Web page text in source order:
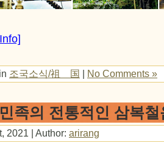
조국소식/祖 国 | No Comments »
족의 전통적인 삼복철
2021 | Author: arirang